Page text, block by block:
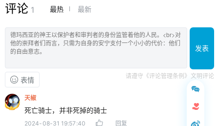
评论 1 最热 最新
发表
表情 请遵守《评论管理条例》文明评论
天椒
死亡骑士，并非死掉的骑士
2024-08-31 19:57:40 回复